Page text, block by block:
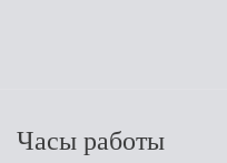
Часы работы